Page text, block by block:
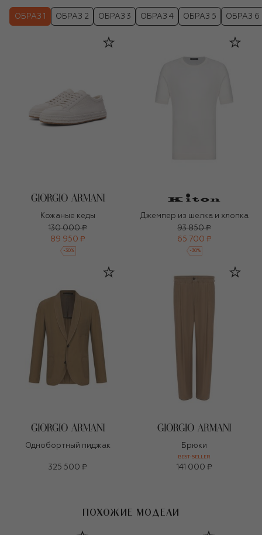
ОБРАЗ 1 ОБРАЗ 2 ОБРАЗ 3 ОБРАЗ 4 ОБРАЗ 5 ОБРАЗ 6
Кожаные кеды
130 000 ₽
89 950 ₽
-30%
Джемпер из шелка и хлопка
93 850 ₽
65 700 ₽
-30%
Однобортный пиджак
325 500 ₽
Брюки
BEST-SELLER
141 000 ₽
ПОХОЖИЕ МОДЕЛИ